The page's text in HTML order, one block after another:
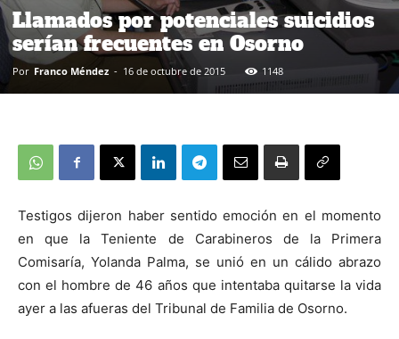
Llamados por potenciales suicidios
serían frecuentes en Osorno
Por Franco Méndez - 16 de octubre de 2015 1148
Testigos dijeron haber sentido emoción en el momento
en que la Teniente de Carabineros de la Primera
Comisaría, Yolanda Palma, se unió en un cálido abrazo
con el hombre de 46 años que intentaba quitarse la vida
ayer a las afueras del Tribunal de Familia de Osorno.